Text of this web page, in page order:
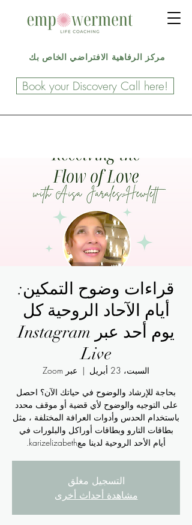
مركز الرفاهية الافتراضي الخاص بك
Book your Discovery Call here!
قراءات وضوح التمكين:
أيام الآحاد الروحية كل
يوم أحد عبر Instagram
Live
السبت، 23 أبريل
  |
عبر Zoom
بحاجة للإرشاد والوضوح في حياتك الآن؟ احصل
على التوجيه والوضوح لأي قضية أو موقف محدد
باستخدام الحدس وأدوات العرافة المختلفة ، مثل
بطاقات التارو وبطاقات أوراكل والبلورات في
أيام الأحد الروحية لدينا معkarizelizabeth.
التسجيل مغلق
مشاهدة أحداث أخرى